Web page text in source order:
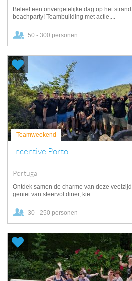
Beleef een onvergetelijke dag op het
beachparty! Teambuilding met actie,...
50 - 300 personen
Teamweekend
Incentive Porto
Portugal
Ontdek samen de charme van deze
geniet van sfeervol diner, kie...
30 - 250 personen